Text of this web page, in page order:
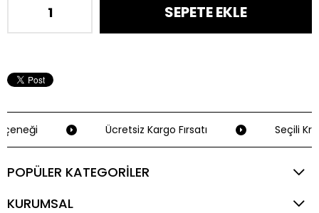
Ücretsiz Kargo Fırsatı Seçili
POPÜLER KATEGORİLER
KURUMSAL